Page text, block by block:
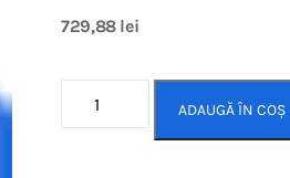
729,88 lei
ADAUGĂ ÎN COȘ